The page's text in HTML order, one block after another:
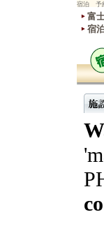
宿泊 予
富
宿